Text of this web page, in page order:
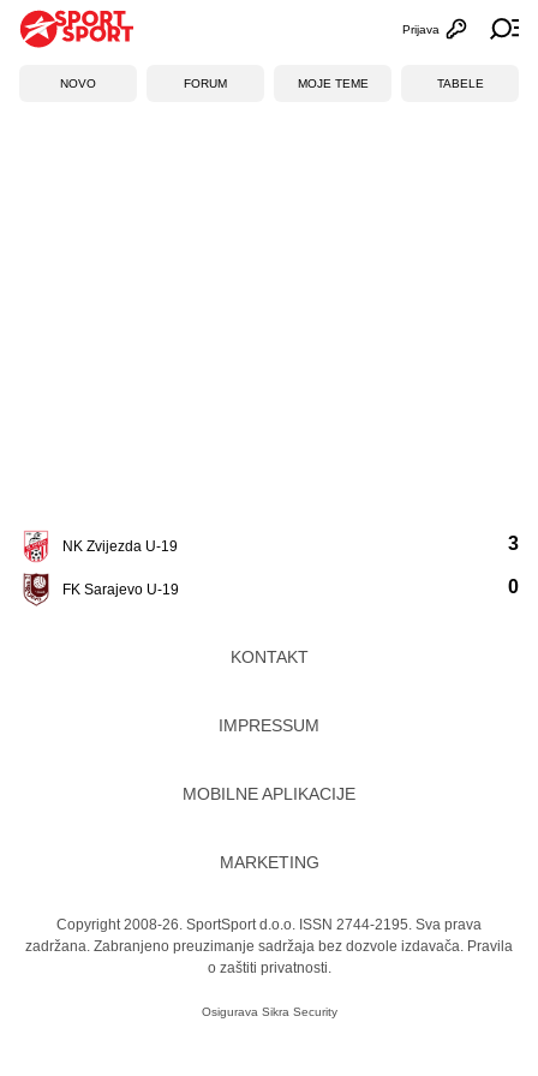
Otvori
Prijava
NOVO FORUM MOJE TEME TABELE
NK Zvijezda U-19
FK Sarajevo U-19
3
0
KONTAKT
IMPRESSUM
MOBILNE APLIKACIJE
MARKETING
Copyright 2008-26. SportSport d.o.o. ISSN 2744-2195. Sva prava
zadržana. Zabranjeno preuzimanje sadržaja bez dozvole izdavača. Pravila
o zaštiti privatnosti.
Osigurava Sikra Security